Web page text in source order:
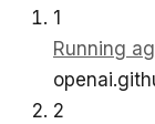
1
Running
2